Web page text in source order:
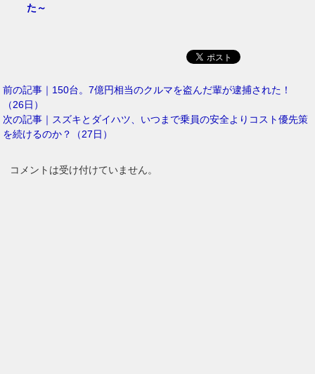
た～
前の記事｜150台。7億円相当のクルマを盗んだ輩が逮捕された！
（26日）
次の記事｜スズキとダイハツ、いつまで乗員の安全よりコスト優先策
を続けるのか？（27日）
コメントは受け付けていません。